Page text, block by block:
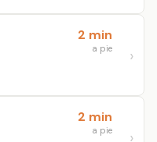
2 min
a pie
2 min
a pie